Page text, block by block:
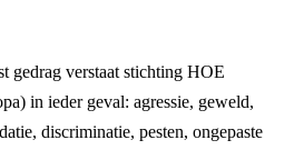
gedrag verstaat stichting HOE
in ieder geval: agressie, geweld,
discriminatie, pesten, ongepaste